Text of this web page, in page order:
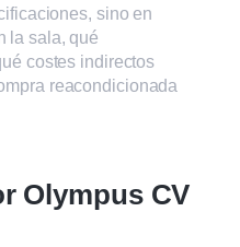
sino en
la sala, qué
costes indirectos
reacondicionada
Olympus CV